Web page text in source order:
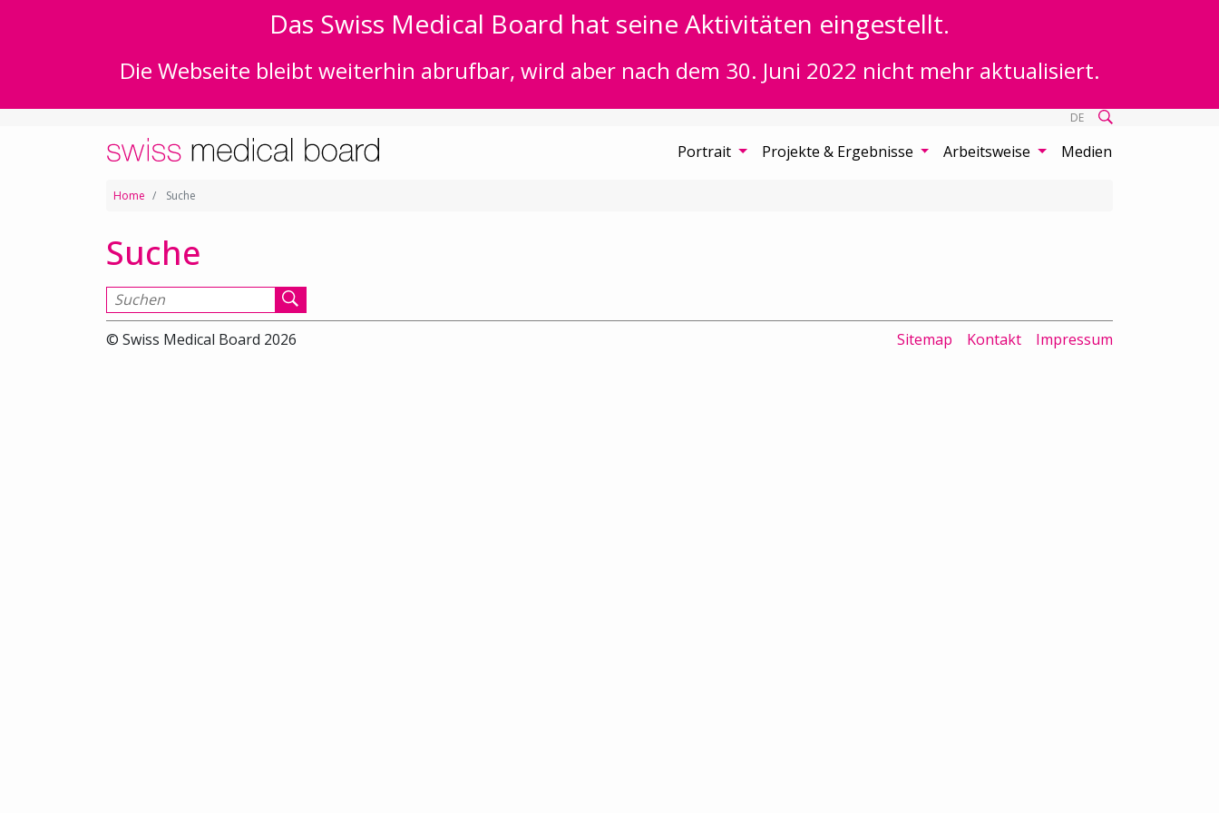
Das Swiss Medical Board hat seine Aktivitäten eingestellt.
Die Webseite bleibt weiterhin abrufbar, wird aber nach dem 30. Juni 2022 nicht mehr aktualisiert.
DE
Portrait Projekte & Ergebnisse Arbeitsweise Medien
Home Suche
Suche
Suchen nach
© Swiss Medical Board 2026 Sitemap Kontakt Impressum